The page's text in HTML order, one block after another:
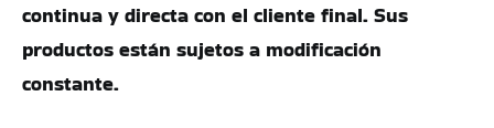
continua y directa con el cliente final. Sus
productos están sujetos a modificación
constante.